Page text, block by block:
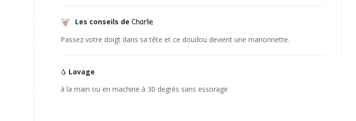
Les conseils de Charlie
Passez votre doigt dans sa tête et ce doudou devient une marionnette.
Lavage
à la main ou en machine à 30 degrés sans essorage